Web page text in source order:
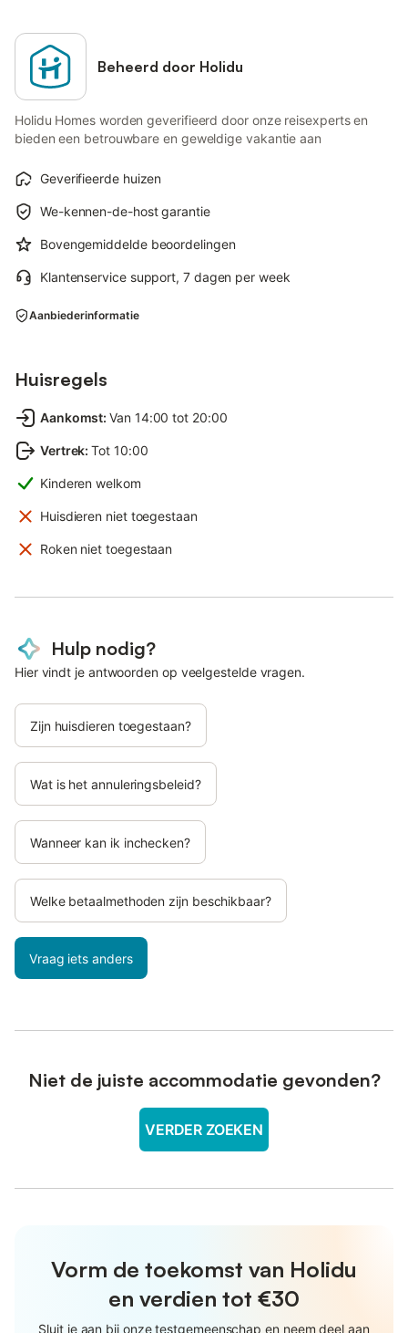
Beheerd door Holidu
Holidu Homes worden geverifieerd door onze reisexperts en
bieden een betrouwbare en geweldige vakantie aan
Geverifieerde huizen
We-kennen-de-host garantie
Bovengemiddelde beoordelingen
Klantenservice support, 7 dagen per week
Aanbiederinformatie
Huisregels
Aankomst: Van 14:00 tot 20:00
Vertrek: Tot 10:00
Kinderen welkom
Huisdieren niet toegestaan
Roken niet toegestaan
Hulp nodig?
Hier vindt je antwoorden op veelgestelde vragen.
Zijn huisdieren toegestaan?
Wat is het annuleringsbeleid?
Wanneer kan ik inchecken?
Welke betaalmethoden zijn beschikbaar?
Vraag iets anders
Niet de juiste accommodatie gevonden?
VERDER ZOEKEN
Vorm de toekomst van Holidu
en verdien tot €30
Sluit je aan bij onze testgemeenschap en neem deel aan